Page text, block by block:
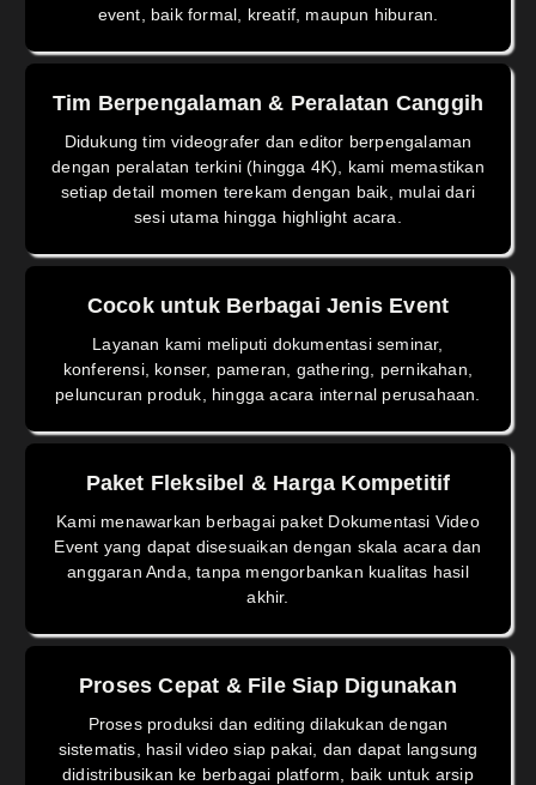
event, baik formal, kreatif, maupun hiburan.
Tim Berpengalaman & Peralatan Canggih
Didukung tim videografer dan editor berpengalaman
dengan peralatan terkini (hingga 4K), kami memastikan
setiap detail momen terekam dengan baik, mulai dari
sesi utama hingga highlight acara.
Cocok untuk Berbagai Jenis Event
Layanan kami meliputi dokumentasi seminar,
konferensi, konser, pameran, gathering, pernikahan,
peluncuran produk, hingga acara internal perusahaan.
Paket Fleksibel & Harga Kompetitif
Kami menawarkan berbagai paket Dokumentasi Video
Event yang dapat disesuaikan dengan skala acara dan
anggaran Anda, tanpa mengorbankan kualitas hasil
akhir.
Proses Cepat & File Siap Digunakan
Proses produksi dan editing dilakukan dengan
sistematis, hasil video siap pakai, dan dapat langsung
didistribusikan ke berbagai platform, baik untuk arsip